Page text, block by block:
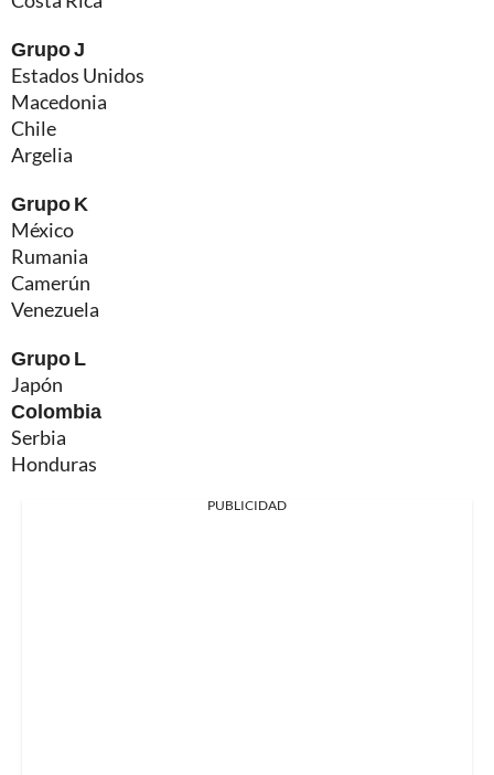
Grupo J
Estados Unidos
Macedonia
Chile
Argelia
Grupo K
México
Rumania
Camerún
Venezuela
Grupo L
Japón
Colombia
Serbia
Honduras
PUBLICIDAD